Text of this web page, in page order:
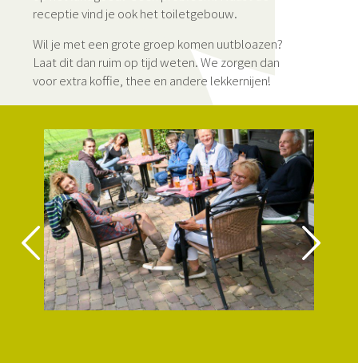
receptie vind je ook het toiletgebouw.
Wil je met een grote groep komen uutbloazen?
Laat dit dan ruim op tijd weten. We zorgen dan
voor extra koffie, thee en andere lekkernijen!